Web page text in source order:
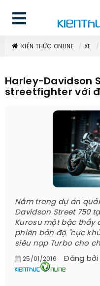
KIẾN THỨC ONLINE XE
Harley-Davidson
streetfighter với
Nằm trong dự án
Davidson Street 750
Kurosu một bậc thầy
phiên bản độ "cực
siêu nạp Turbo cho
25/01/2016 Đăng bởi